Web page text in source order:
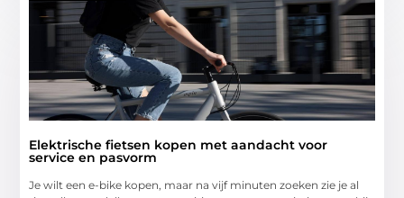
Elektrische fietsen kopen met aandacht voor
service en pasvorm
Je wilt een e-bike kopen, maar na vijf minuten zoeken zie je al